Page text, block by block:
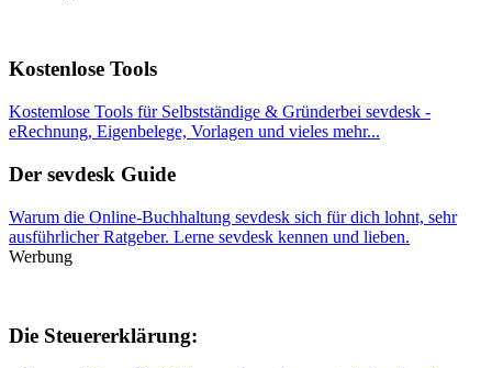
Kostenlose Tools
Kostemlose Tools für Selbstständige & Gründerbei sevdesk -
eRechnung, Eigenbelege, Vorlagen und vieles mehr...
Der sevdesk Guide
Warum die Online-Buchhaltung sevdesk sich für dich lohnt, sehr
ausführlicher Ratgeber. Lerne sevdesk kennen und lieben.
Werbung
Die Steuererklärung: